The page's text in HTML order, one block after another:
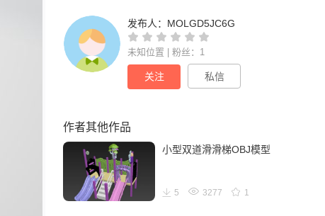
发布人： MOLGD5JC6G
未知位置 | 粉丝：1
关注 私信
作者其他作品
小型双道滑滑梯OBJ模型
5 3277 1